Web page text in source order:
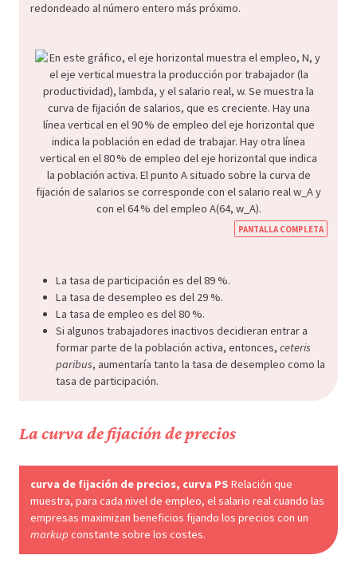
redondeado al número entero más próximo.
PANTALLA COMPLETA
La tasa de participación es del 89 %.
La tasa de desempleo es del 29 %.
La tasa de empleo es del 80 %.
Si algunos trabajadores inactivos decidieran entrar a
formar parte de la población activa, entonces, ceteris
paribus, aumentaría tanto la tasa de desempleo como la
tasa de participación.
La curva de fijación de precios
curva de fijación de precios, curva PS Relación que
muestra, para cada nivel de empleo, el salario real cuando las
empresas maximizan beneficios fijando los precios con un
markup constante sobre los costes.